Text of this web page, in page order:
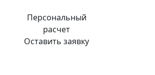
Персональный
расчет
Оставить заявку